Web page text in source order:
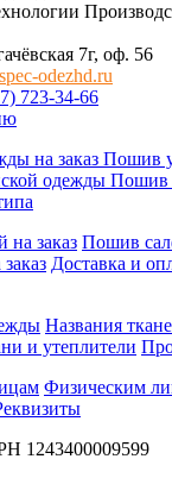
7г, оф. 56
odezhd.ru
723-34-66
на заказ Пошив
одежды Пошив
на заказ Пошив
Доставка и
Названия
и утеплители
Физическим